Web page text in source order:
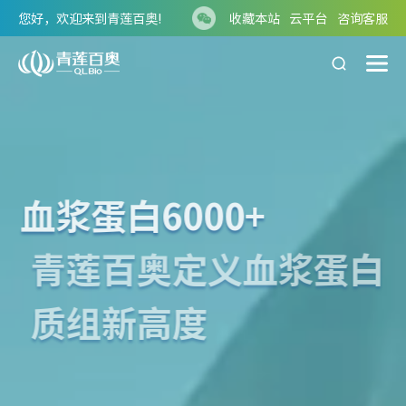
您好，欢迎来到青莲百奥! 收藏本站 云平台 咨询客服
血浆蛋白6000+
青莲百奥定义血浆蛋白
质组新高度